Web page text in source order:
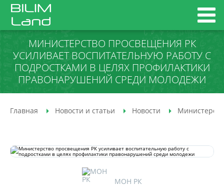
МИНИСТЕРСТВО ПРОСВЕЩЕНИЯ РК
УСИЛИВАЕТ ВОСПИТАТЕЛЬНУЮ РАБОТУ С
ПОДРОСТКАМИ В ЦЕЛЯХ ПРОФИЛАКТИКИ
ПРАВОНАРУШЕНИЙ СРЕДИ МОЛОДЕЖИ
Главная Новости и статьи Новости
МОН РК